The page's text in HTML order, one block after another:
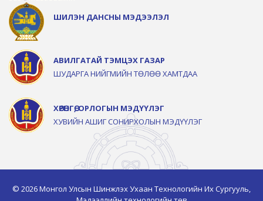
ШИЛЭН ДАНСНЫ МЭДЭЭЛЭЛ
АВИЛГАТАЙ ТЭМЦЭХ ГАЗАР
ШУДАРГА НИЙГМИЙН ТӨЛӨӨ ХАМТДАА
ХӨРӨНГӨ, ОРЛОГЫН МЭДҮҮЛЭГ
ХУВИЙН АШИГ СОНИРХОЛЫН МЭДҮҮЛЭГ
© 2026 Монгол Улсын Шинжлэх Ухаан Технологийн Их Сургууль,